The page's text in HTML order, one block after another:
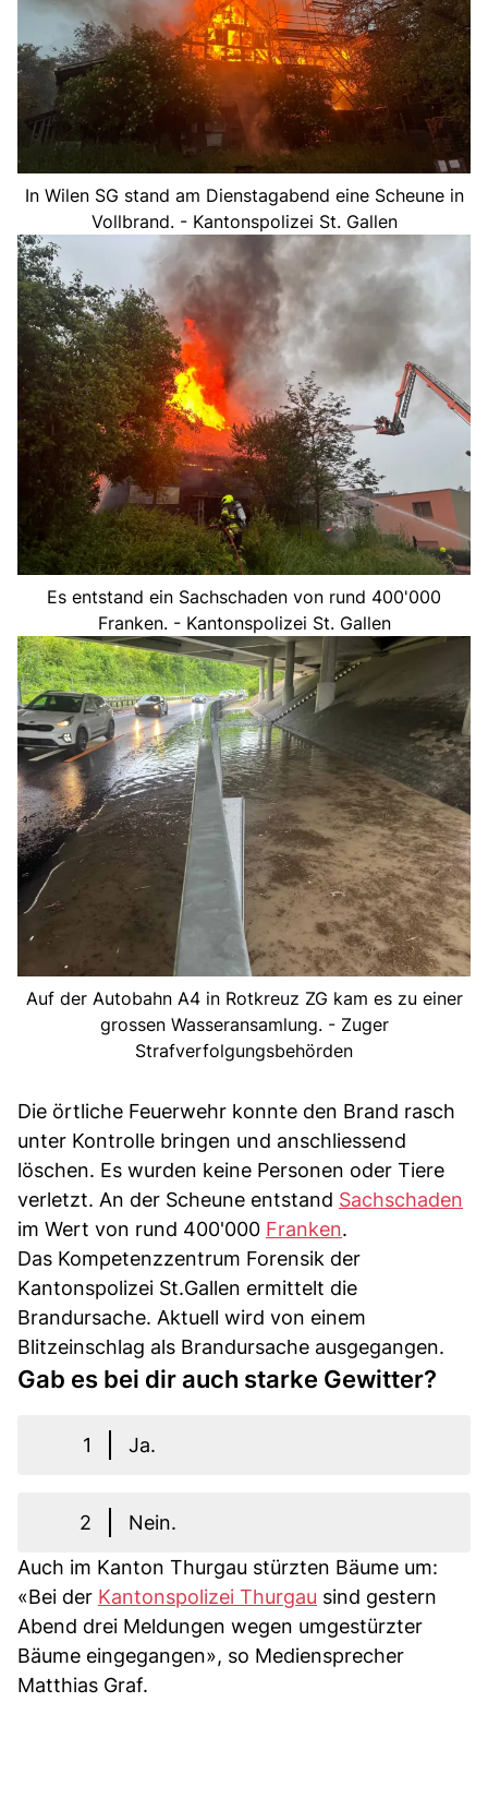
In Wilen SG stand am Dienstagabend eine Scheune in
Vollbrand. - Kantonspolizei St. Gallen
Es entstand ein Sachschaden von rund 400'000
Franken. - Kantonspolizei St. Gallen
Auf der Autobahn A4 in Rotkreuz ZG kam es zu einer
grossen Wasseransamlung. - Zuger
Strafverfolgungsbehörden
Die örtliche Feuerwehr konnte den Brand rasch
unter Kontrolle bringen und anschliessend
löschen. Es wurden keine Personen oder Tiere
verletzt. An der Scheune entstand Sachschaden
im Wert von rund 400'000 Franken.
Das Kompetenzzentrum Forensik der
Kantonspolizei St.Gallen ermittelt die
Brandursache. Aktuell wird von einem
Blitzeinschlag als Brandursache ausgegangen.
Gab es bei dir auch starke Gewitter?
1 Ja.
2
Nein.
Auch im Kanton Thurgau stürzten Bäume um:
«Bei der Kantonspolizei Thurgau sind gestern
Abend drei Meldungen wegen umgestürzter
Bäume eingegangen», so Mediensprecher
Matthias Graf.